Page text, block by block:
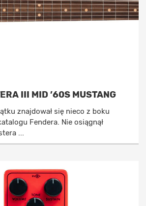
III MID ’60S MUSTANG
znajdował się nieco z boku
Fendera. Nie osiągnął
...